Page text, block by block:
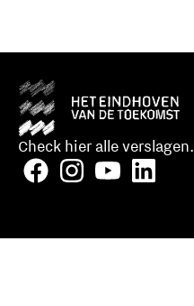
Check hier alle verslagen.